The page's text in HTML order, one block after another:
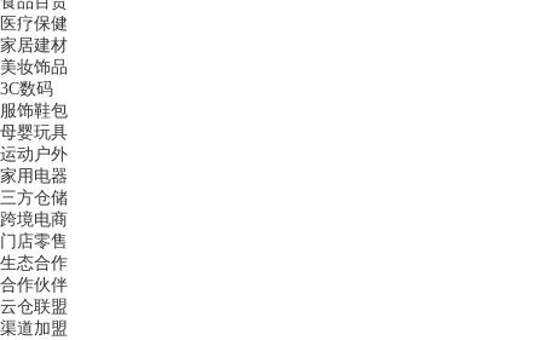
医疗保健
家居建材
美妆饰品
3C数码
服饰鞋包
母婴玩具
运动户外
家用电器
三方仓储
跨境电商
门店零售
生态合作
合作伙伴
云仓联盟
渠道加盟